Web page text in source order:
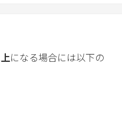
になる場合には以下の